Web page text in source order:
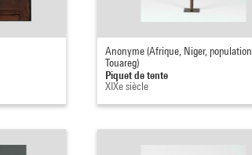
Anonyme (Afrique, Niger, population
Touareg)
Piquet de tente
XIXe siècle